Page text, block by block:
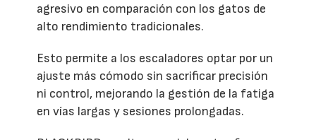
agresivo en comparación con los gatos de
alto rendimiento tradicionales.
Esto permite a los escaladores optar por un
ajuste más cómodo sin sacrificar precisión
ni control, mejorando la gestión de la fatiga
en vías largas y sesiones prolongadas.